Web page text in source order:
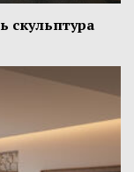
скульптура